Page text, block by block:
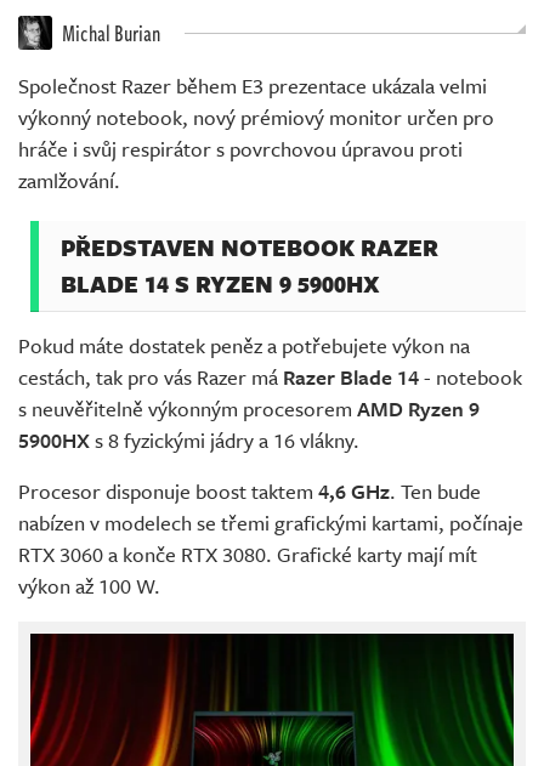
Michal Burian
Společnost Razer během E3 prezentace ukázala velmi
výkonný notebook, nový prémiový monitor určen pro
hráče i svůj respirátor s povrchovou úpravou proti
zamlžování.
PŘEDSTAVEN NOTEBOOK RAZER
BLADE 14 S RYZEN 9 5900HX
Pokud máte dostatek peněz a potřebujete výkon na
cestách, tak pro vás Razer má Razer Blade 14- notebook
s neuvěřitelně výkonným procesorem AMD Ryzen 9
5900HXs 8 fyzickými jádry a 16 vlákny.
Procesor disponuje boost taktem 4,6 GHz. Ten bude
nabízen v modelech se třemi grafickými kartami, počínaje
RTX 3060 a konče RTX 3080. Grafické karty mají mít
výkon až 100 W.